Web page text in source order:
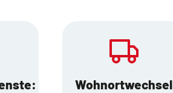
Wohnortwechsel